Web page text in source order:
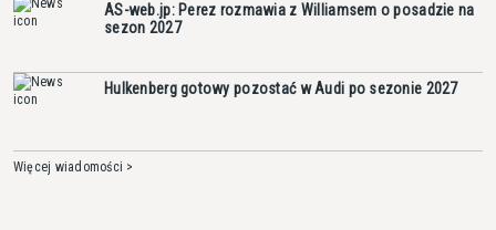
AS-web.jp: Perez rozmawia z Williamsem o posadzie na
sezon 2027
Hulkenberg gotowy pozostać w Audi po sezonie 2027
Więcej wiadomości >